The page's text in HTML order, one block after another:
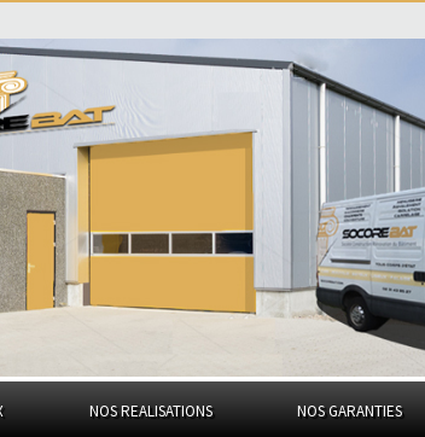
NOS REALISATIONS NOS GARANTIES